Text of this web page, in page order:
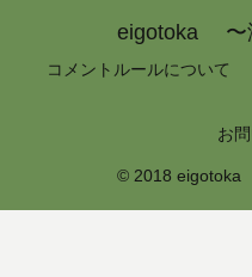
eigotoka 〜
コメントルールについて
お
© 2018 eigotoka